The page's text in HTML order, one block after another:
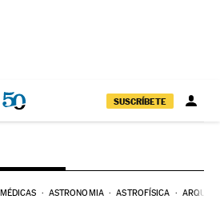
SUSCRÍBETE
ASTRONOMIA ASTROFÍSICA